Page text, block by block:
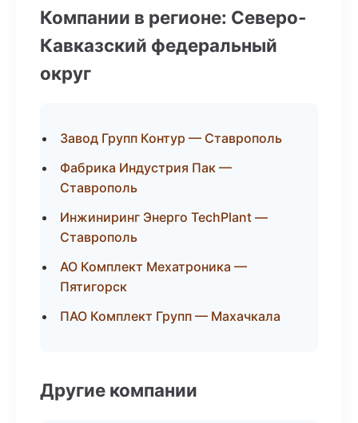
Компании в регионе: Северо-
Кавказский федеральный
округ
Завод Групп Контур — Ставрополь
Фабрика Индустрия Пак —
Ставрополь
Инжиниринг Энерго TechPlant —
Ставрополь
АО Комплект Мехатроника —
Пятигорск
ПАО Комплект Групп — Махачкала
Другие компании